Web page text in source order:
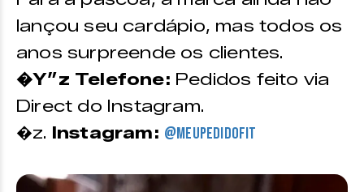
lançou seu cardápio, mas todos os
anos surpreende os clientes.
�Y”z Telefone: Pedidos feito via
Direct do Instagram.
�z. Instagram: @meupedidofit